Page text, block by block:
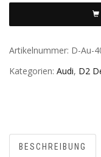
Artikelnummer: D-Au-
Kategorien: Audi, D2
BESCHREIBUNG